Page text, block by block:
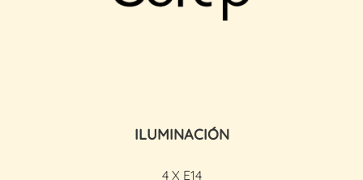
ILUMINACIÓN
4 X E14